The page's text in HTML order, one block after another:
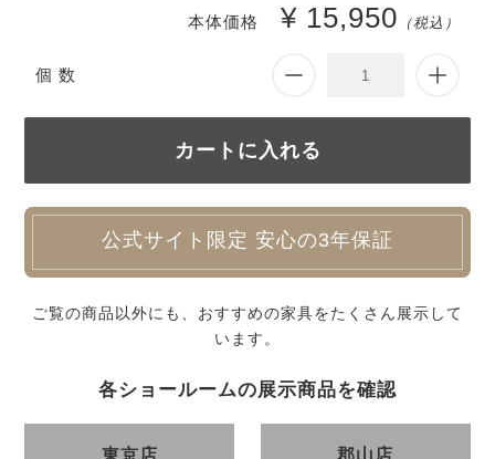
個 数
本体価格 ¥ 15,950 （税込）
公式サイト限定 安心の3年保証
ご覧の商品以外にも、おすすめの家具をたくさん展示して
います。
各ショールームの展示商品を確認
東京店 郡山店